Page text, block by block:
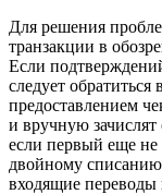
Для решения
транзакции в
Если
следует
предоставлением
и вручную зачислят
если первый еще не
двойному
входящие переводы